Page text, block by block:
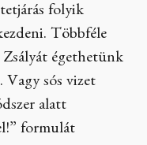
folyik
Többféle
égethetünk
Vagy sós vizet
alatt
formulát